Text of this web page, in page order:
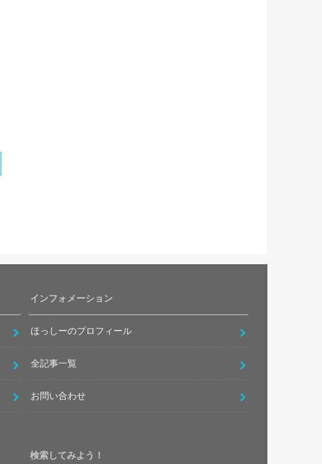
インフォメーション
ほっしーのプロフィール
全記事一覧
お問い合わせ
検索してみよう！